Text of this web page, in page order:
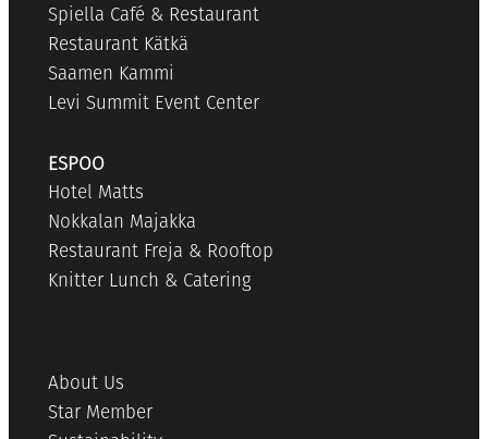
Spiella Café & Restaurant
Restaurant Kätkä
Saamen Kammi
Levi Summit Event Center
ESPOO
Hotel Matts
Nokkalan Majakka
Restaurant Freja & Rooftop
Knitter Lunch & Catering
About Us
Star Member